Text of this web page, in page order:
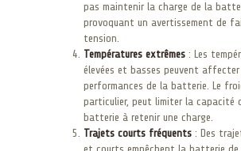
pas maintenir la charge de la
provoquant un avertissement de
tension.
Températures extrêmes : Les
élevées et basses peuvent affecter
performances de la batterie. Le
particulier, peut limiter la capacité
batterie à retenir une charge.
Trajets courts fréquents : Des